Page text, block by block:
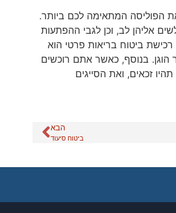
הפוליסה המתאימה לכם ביותר.
אליהן לב, וכן לגבי ההפתעות
ביטוח בריאות פרטי הוא
הוגן. בנוסף, כאשר אתם רוכשים
זכאים, ואת הסייגים
הבא
ביטוח סיעוד